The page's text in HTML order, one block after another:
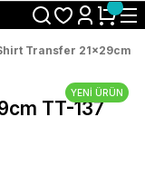
İndirimi Kaçırma
Transfer 21x29cm
YENİ ÜRÜN
TT-137